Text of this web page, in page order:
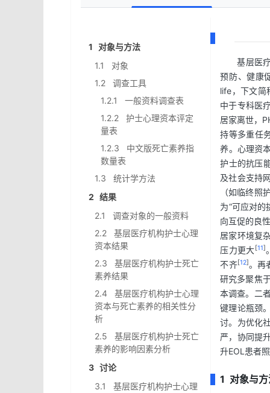
1 对象与方法
1.1 对象
1.2 调查工具
1.2.1 一般资料调查表
1.2.2 护士心理资本评定
量表
1.2.3 中文版死亡素养指
数量表
1.3 统计学方法
2 结果
2.1 调查对象的一般资料
2.2 基层医疗机构护士心理
资本结果
2.3 基层医疗机构护士死亡
素养结果
2.4 基层医疗机构护士心理
资本与死亡素养的相关性分
析
2.5 基层医疗机构护士死亡
素养的影响因素分析
3 讨论
3.1 基层医疗机构护士心理
基层医
预防、健康
life，下文简
中于专科医
居家离世，
持等多重任
养。心理资
护士的抗压
及社会支持
（如临终照
为“可应对
向互促的良
居家环境复
压力更大[11]
不齐[12]。再
研究多聚焦
本调查。二
键理论瓶颈
讨。为优化
严，协同提
升EOL患者
1 对象与